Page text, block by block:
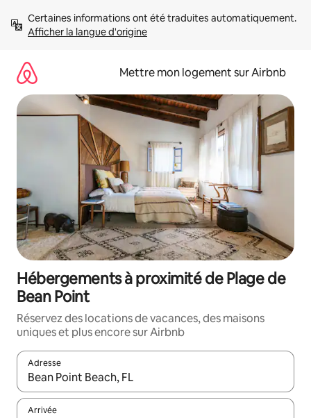
directement
Afficher la langue d'origine
Mettre mon logement sur Airbnb
Hébergements à proximité de Plage de
Bean Point
Réservez des locations de vacances, des maisons
uniques et plus encore sur Airbnb
Adresse
Lorsque les résultats s'affichent, utilisez les flèches vers le
Arrivée